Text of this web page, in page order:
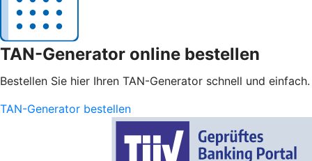
TAN-Generator online bestellen
Bestellen Sie hier Ihren TAN-Generator schnell und einfach.
TAN-Generator bestellen